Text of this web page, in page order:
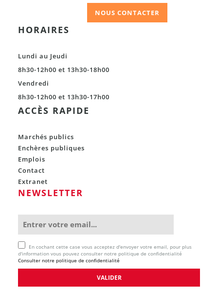
NOUS CONTACTER
HORAIRES
Lundi au Jeudi
8h30-12h00 et 13h30-18h00
Vendredi
8h30-12h00 et 13h30-17h00
ACCÈS RAPIDE
Marchés publics
Enchères publiques
Emplois
Contact
Extranet
NEWSLETTER
En cochant cette case vous acceptez d'envoyer votre email, pour plus
d'information vous pouvez consulter notre politique de confidentialité
Consulter notre politique de confidentialité